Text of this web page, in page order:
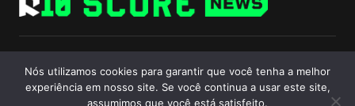
Follow Us
Nós utilizamos cookies para garantir que você tenha a melhor
experiência em nosso site. Se você continua a usar este site,
assumimos que você está satisfeito.